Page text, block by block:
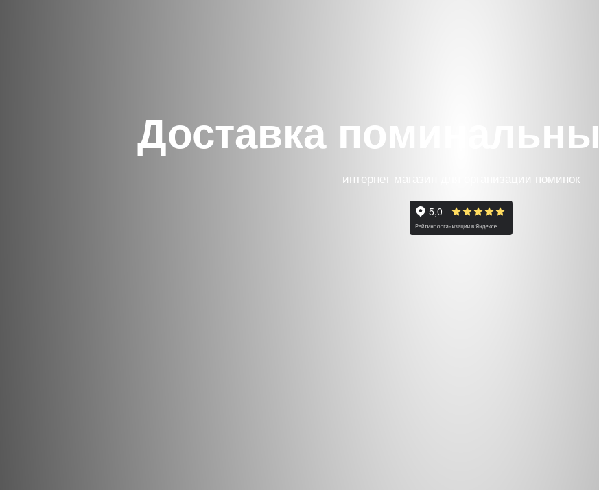
Доставка
интернет магазин для организации поминок